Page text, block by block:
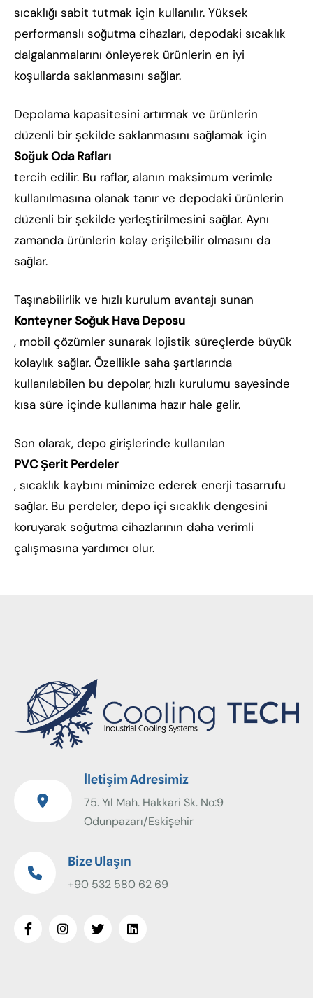
sıcaklığı sabit tutmak için kullanılır. Yüksek
performanslı soğutma cihazları, depodaki sıcaklık
dalgalanmalarını önleyerek ürünlerin en iyi
koşullarda saklanmasını sağlar.
Depolama kapasitesini artırmak ve ürünlerin
düzenli bir şekilde saklanmasını sağlamak için
Soğuk Oda Rafları
tercih edilir. Bu raflar, alanın maksimum verimle
kullanılmasına olanak tanır ve depodaki ürünlerin
düzenli bir şekilde yerleştirilmesini sağlar. Aynı
zamanda ürünlerin kolay erişilebilir olmasını da
sağlar.
Taşınabilirlik ve hızlı kurulum avantajı sunan
Konteyner Soğuk Hava Deposu
, mobil çözümler sunarak lojistik süreçlerde büyük
kolaylık sağlar. Özellikle saha şartlarında
kullanılabilen bu depolar, hızlı kurulumu sayesinde
kısa süre içinde kullanıma hazır hale gelir.
Son olarak, depo girişlerinde kullanılan
PVC Şerit Perdeler
, sıcaklık kaybını minimize ederek enerji tasarrufu
sağlar. Bu perdeler, depo içi sıcaklık dengesini
koruyarak soğutma cihazlarının daha verimli
çalışmasına yardımcı olur.
İletişim Adresimiz
75. Yıl Mah. Hakkari Sk. No:9
Odunpazarı/Eskişehir
Bize Ulaşın
+90 532 580 62 69